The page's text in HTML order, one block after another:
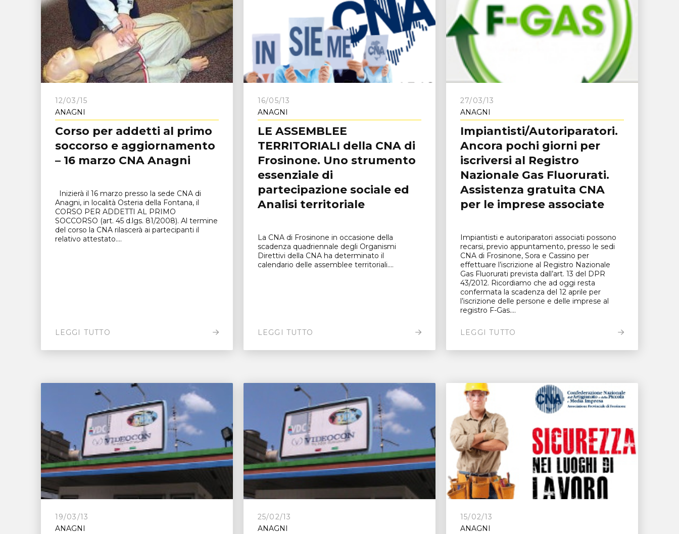
12/03/15
ANAGNI
Corso per addetti al primo
soccorso e aggiornamento
– 16 marzo CNA Anagni
Inizierà il 16 marzo presso la sede CNA di
Anagni, in località Osteria della Fontana, il
CORSO PER ADDETTI AL PRIMO
SOCCORSO (art. 45 d.lgs. 81/2008). Al termine
del corso la CNA rilascerà ai partecipanti il
relativo attestato....
LEGGI TUTTO
16/05/13
ANAGNI
LE ASSEMBLEE
TERRITORIALI della CNA di
Frosinone. Uno strumento
essenziale di
partecipazione sociale ed
Analisi territoriale
La CNA di Frosinone in occasione della
scadenza quadriennale degli Organismi
Direttivi della CNA ha determinato il
calendario delle assemblee territoriali....
LEGGI TUTTO
27/03/13
ANAGNI
Impiantisti/Autoriparatori.
Ancora pochi giorni per
iscriversi al Registro
Nazionale Gas Fluorurati.
Assistenza gratuita CNA
per le imprese associate
Impiantisti e autoriparatori associati possono
recarsi, previo appuntamento, presso le sedi
CNA di Frosinone, Sora e Cassino per
effettuare l’iscrizione al Registro Nazionale
Gas Fluorurati prevista dall’art. 13 del DPR
43/2012. Ricordiamo che ad oggi resta
confermata la scadenza del 12 aprile per
l’iscrizione delle persone e delle imprese al
registro F-Gas....
LEGGI TUTTO
19/03/13
ANAGNI
25/02/13
ANAGNI
15/02/13
ANAGNI